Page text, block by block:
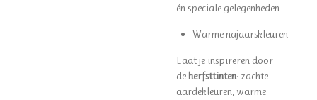
én speciale gelegenheden.
Warme najaarskleuren
Laat je inspireren door
de herfsttinten: zachte
aardekleuren, warme